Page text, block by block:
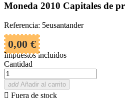
Moneda 2010 Capitales de
Referencia: 5eusantander
0,00 €
Impuestos incluidos
Cantidad
add Añadir al carrito
 Fuera de stock